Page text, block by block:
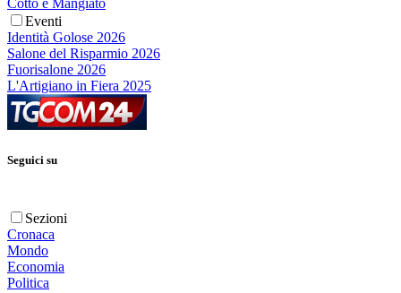
Cotto e Mangiato
Eventi
Identità Golose 2026
Salone del Risparmio 2026
Fuorisalone 2026
L'Artigiano in Fiera 2025
Seguici su
Sezioni
Cronaca
Mondo
Economia
Politica